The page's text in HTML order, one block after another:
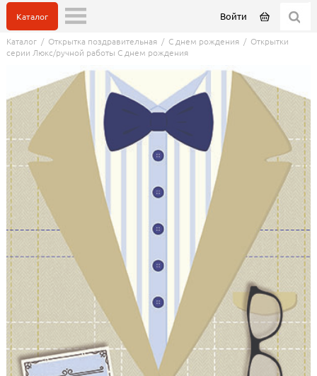
Войти
Каталог
Каталог/ Открытка поздравительная/ С днем рождения/ Открытки
серии Люкс/ручной работы С днем рождения